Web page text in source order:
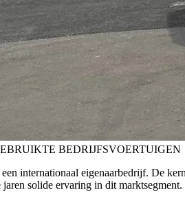
BEDRIJFSVOERTUIGEN
internationaal eigenaarbedrijf. De
solide ervaring in dit